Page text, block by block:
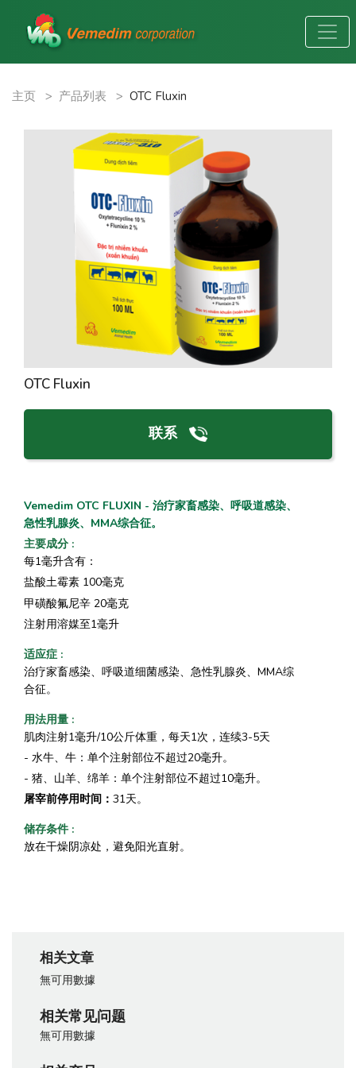
主页 > 产品列表 > OTC Fluxin
OTC Fluxin
联系
Vemedim OTC FLUXIN - 治疗家畜感染、呼吸道感染、
急性乳腺炎、MMA综合征。
主要成分 :
每1毫升含有：
盐酸土霉素 100毫克
甲磺酸氟尼辛 20毫克
注射用溶媒至1毫升
适应症 :
治疗家畜感染、呼吸道细菌感染、急性乳腺炎、MMA综
合征。
用法用量 :
肌肉注射1毫升/10公斤体重，每天1次，连续3-5天
- 水牛、牛：单个注射部位不超过20毫升。
- 猪、山羊、绵羊：单个注射部位不超过10毫升。
屠宰前停用时间： 31天。
储存条件 :
放在干燥阴凉处，避免阳光直射。
相关文章
無可用數據
相关常见问题
無可用數據